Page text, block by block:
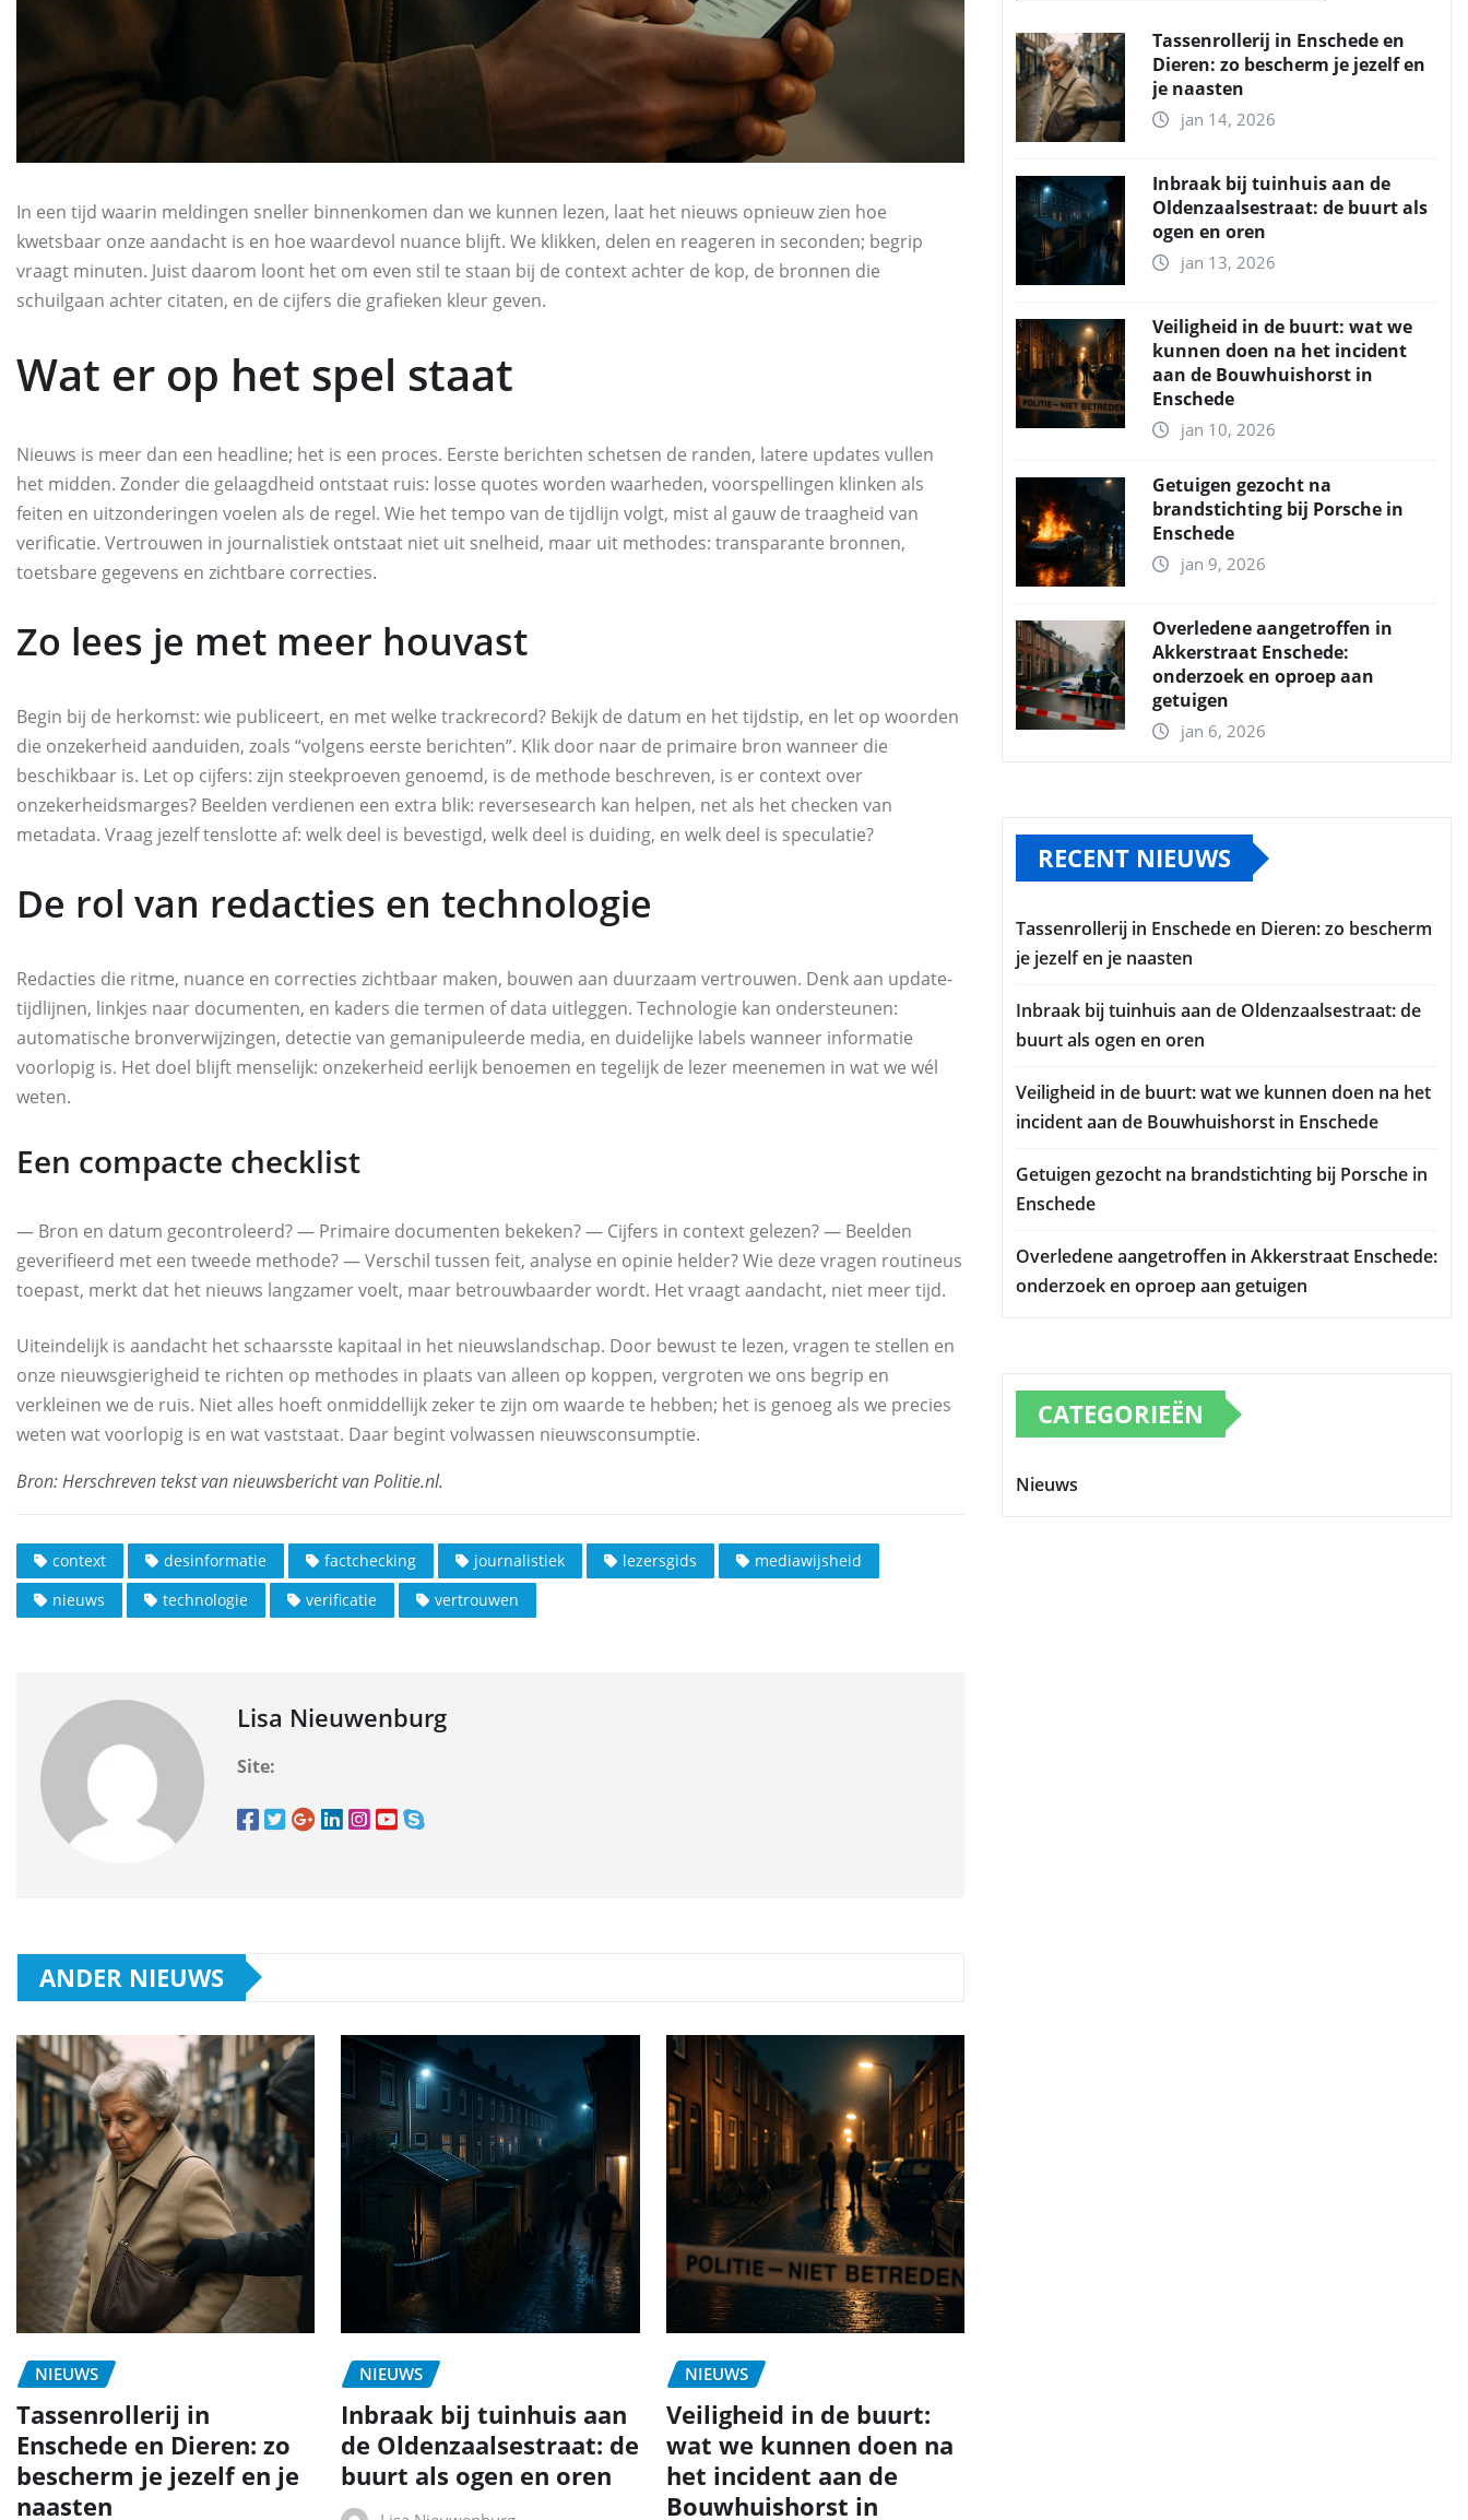
In een tijd waarin meldingen sneller binnenkomen dan we kunnen lezen, laat het nieuws opnieuw zien hoe
kwetsbaar onze aandacht is en hoe waardevol nuance blijft. We klikken, delen en reageren in seconden; begrip
vraagt minuten. Juist daarom loont het om even stil te staan bij de context achter de kop, de bronnen die
schuilgaan achter citaten, en de cijfers die grafieken kleur geven.
Wat er op het spel staat
Nieuws is meer dan een headline; het is een proces. Eerste berichten schetsen de randen, latere updates vullen
het midden. Zonder die gelaagdheid ontstaat ruis: losse quotes worden waarheden, voorspellingen klinken als
feiten en uitzonderingen voelen als de regel. Wie het tempo van de tijdlijn volgt, mist al gauw de traagheid van
verificatie. Vertrouwen in journalistiek ontstaat niet uit snelheid, maar uit methodes: transparante bronnen,
toetsbare gegevens en zichtbare correcties.
Zo lees je met meer houvast
Begin bij de herkomst: wie publiceert, en met welke trackrecord? Bekijk de datum en het tijdstip, en let op woorden
die onzekerheid aanduiden, zoals “volgens eerste berichten”. Klik door naar de primaire bron wanneer die
beschikbaar is. Let op cijfers: zijn steekproeven genoemd, is de methode beschreven, is er context over
onzekerheidsmarges? Beelden verdienen een extra blik: reversesearch kan helpen, net als het checken van
metadata. Vraag jezelf tenslotte af: welk deel is bevestigd, welk deel is duiding, en welk deel is speculatie?
De rol van redacties en technologie
Redacties die ritme, nuance en correcties zichtbaar maken, bouwen aan duurzaam vertrouwen. Denk aan update-
tijdlijnen, linkjes naar documenten, en kaders die termen of data uitleggen. Technologie kan ondersteunen:
automatische bronverwijzingen, detectie van gemanipuleerde media, en duidelijke labels wanneer informatie
voorlopig is. Het doel blijft menselijk: onzekerheid eerlijk benoemen en tegelijk de lezer meenemen in wat we wél
weten.
Een compacte checklist
— Bron en datum gecontroleerd? — Primaire documenten bekeken? — Cijfers in context gelezen? — Beelden
geverifieerd met een tweede methode? — Verschil tussen feit, analyse en opinie helder? Wie deze vragen routineus
toepast, merkt dat het nieuws langzamer voelt, maar betrouwbaarder wordt. Het vraagt aandacht, niet meer tijd.
Uiteindelijk is aandacht het schaarsste kapitaal in het nieuwslandschap. Door bewust te lezen, vragen te stellen en
onze nieuwsgierigheid te richten op methodes in plaats van alleen op koppen, vergroten we ons begrip en
verkleinen we de ruis. Niet alles hoeft onmiddellijk zeker te zijn om waarde te hebben; het is genoeg als we precies
weten wat voorlopig is en wat vaststaat. Daar begint volwassen nieuwsconsumptie.
context desinformatie factchecking journalistiek lezersgids
mediawijsheid
nieuws
technologie verificatie vertrouwen
Lisa Nieuwenburg
Site:
ANDER NIEUWS
NIEUWS
Tassenrollerij in
Enschede en Dieren: zo
bescherm je jezelf en je
naasten
NIEUWS
Inbraak bij tuinhuis aan
de Oldenzaalsestraat: de
buurt als ogen en oren
NIEUWS
Veiligheid in de buurt:
wat we kunnen doen na
het incident aan de
Bouwhuishorst in
Tassenrollerij in Enschede en
Dieren: zo bescherm je jezelf en
je naasten
jan 14, 2026
Inbraak bij tuinhuis aan de
Oldenzaalsestraat: de buurt als
ogen en oren
jan 13, 2026
Veiligheid in de buurt: wat we
kunnen doen na het incident
aan de Bouwhuishorst in
Enschede
jan 10, 2026
Getuigen gezocht na
brandstichting bij Porsche in
Enschede
jan 9, 2026
Overledene aangetroffen in
Akkerstraat Enschede:
onderzoek en oproep aan
getuigen
jan 6, 2026
RECENT NIEUWS
Tassenrollerij in Enschede en Dieren: zo bescherm
je jezelf en je naasten
Inbraak bij tuinhuis aan de Oldenzaalsestraat: de
buurt als ogen en oren
Veiligheid in de buurt: wat we kunnen doen na het
incident aan de Bouwhuishorst in Enschede
Getuigen gezocht na brandstichting bij Porsche in
Enschede
Overledene aangetroffen in Akkerstraat Enschede:
onderzoek en oproep aan getuigen
CATEGORIEËN
Nieuws